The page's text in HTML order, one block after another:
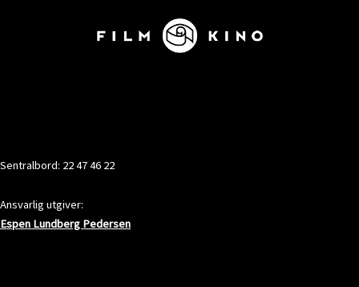
Sentralbord: 22 47 46 22
Ansvarlig utgiver:
Espen Lundberg Pedersen